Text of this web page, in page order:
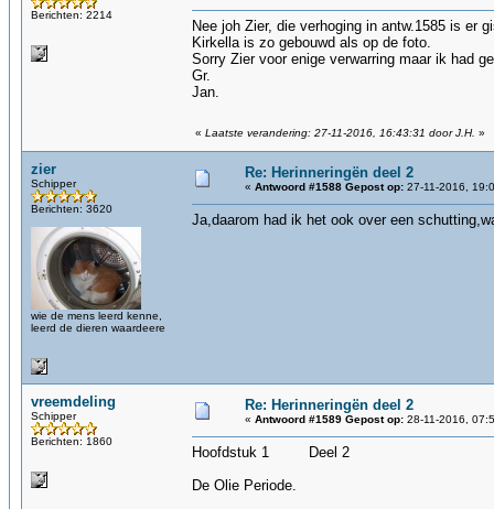
Berichten: 2214
Nee joh Zier, die verhoging in antw.1585 is er
Kirkella is zo gebouwd als op de foto.
Sorry Zier voor enige verwarring maar ik had
Gr.
Jan.
« Laatste verandering: 27-11-2016, 16:43:31 door J.H. »
zier
Schipper
Berichten: 3620
wie de mens leerd kenne,
leerd de dieren waardeere
Re: Herinneringën deel 2
« Antwoord #1588 Gepost op: 27-11-2016,
Ja,daarom had ik het ook over een
vreemdeling
Schipper
Berichten: 1860
Re: Herinneringën deel 2
« Antwoord #1589 Gepost op: 28-11-2016,
Hoofdstuk 1 Deel 2
De Olie Periode.